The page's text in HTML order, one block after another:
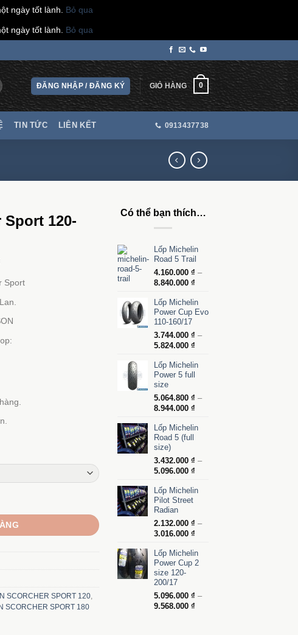
ngày tốt lành. Bỏ qua
ngày tốt lành. Bỏ qua
ĐĂNG NHẬP / ĐĂNG KÝ GIỎ HÀNG 0
TIN TỨC LIÊN KẾT 0913437738
120-
từ
4.352.400 ₫
₫
Sport
số lượng
SCORCHER SPORT 120
SCORCHER SPORT 180
Có thể bạn thích…
Lốp Michelin
Road 5 Trail
4.160.000 ₫ –
8.840.000 ₫
từ
4.160.000 ₫
8.840.000 ₫
Lốp Michelin
Power Cup Evo
110-160/17
3.744.000 ₫ –
5.824.000 ₫
từ
5.824.000 ₫
Lốp Michelin
Power 5 full
size
5.064.800 ₫ –
8.944.000 ₫
từ
8.944.000 ₫
Lốp Michelin
Road 5 (full
size)
3.432.000 ₫ –
5.096.000 ₫
từ
5.096.000 ₫
Lốp Michelin
Pilot Street
Radian
2.132.000 ₫ –
3.016.000 ₫
từ
2.132.000 ₫
Lốp Michelin
Power Cup 2
size 120-
200/17
5.096.000 ₫ –
9.568.000 ₫